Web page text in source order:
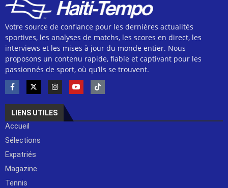
Votre source de confiance pour les dernières actualités
sportives, les analyses de matchs, les scores en direct, les
interviews et les mises à jour du monde entier. Nous
proposons un contenu rapide, fiable et captivant pour les
passionnés de sport, où qu’ils se trouvent.
LIENS UTILES
Accueil
Sélections
Expatriés
Magazine
Tennis